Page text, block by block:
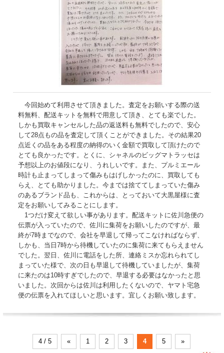
今回始めて利用させて頂きました。査定をお願いする際の送
料無料、配送キットを無料で用意して頂き、とても楽でした。
しかも買取キャンセルした品の返送料も無料でしたので、安心
して28点もの品を査定して頂くことができました。その結果20
点近くの品をある程度の納得のいく金額で買取して頂けたので
とても良かったです。とくに、シャネルのビッグマトラッセは
予想以上のお値段になり、うれしいです。また、プルミエール
時計も止まってしまって傷みもはげしかったのに、買取しても
らえ、とても助かりました。今までは捨ててしまっていた傷み
のあるブランド品も、これからは、とっておいて大黒屋様に査
定をお願いしてみることにします。
1つだけ変えて欲しい事があります。配送キットに佐川急便の
伝票が入っていたので、佐川に集荷をお願いしたのですが、最
終が7時までなので、会社を早退して帰ってこなければならず、
しかも、当日7時から待機していたのに集荷に来てもらえません
でした。翌日、佐川に電話をした所、連絡ミスか忘れられてし
まっていた様で、次の日も早退して待機していましたが、集荷
に来たのは10時すぎでしたので、早退する必要はなかったと思
いました。次回からは佐川は利用したくないので、ヤマト宅急
便の伝票を入れてほしいと思います。宜しくお願い致します。
4 / 5 « 1 2 3 4 5 »